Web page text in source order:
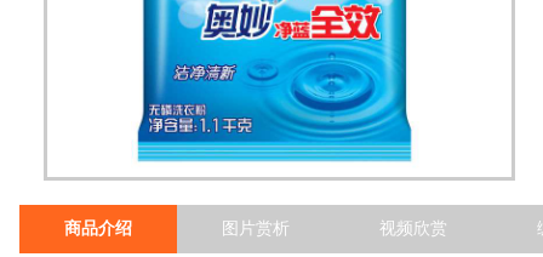
商品介绍 图片赏析 视频欣赏